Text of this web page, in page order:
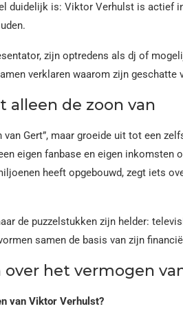
duidelijk is: Viktor Verhulst is actief
zijn optredens als dj of
verklaren waarom zijn geschatte
alleen de zoon van
Gert”, maar groeide uit tot een
eigen fanbase en eigen inkomsten
heeft opgebouwd, zegt iets
de puzzelstukken zijn helder:
samen de basis van zijn
over het vermogen
van Viktor Verhulst?